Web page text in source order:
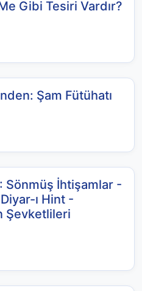
Gibi Tesiri Vardır?
Şam Fütühatı
Sönmüş İhtişamlar -
ı Hint -
Şevketlileri